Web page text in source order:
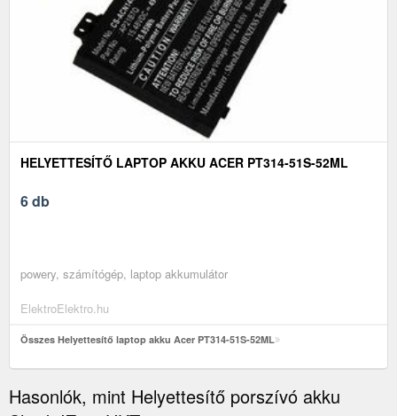
HELYETTESÍTŐ LAPTOP AKKU ACER PT314-51S-52ML
6 db
powery, számítógép, laptop akkumulátor
ElektroElektro.hu
Összes Helyettesítő laptop akku Acer PT314-51S-52ML
Hasonlók, mint Helyettesítő porszívó akku